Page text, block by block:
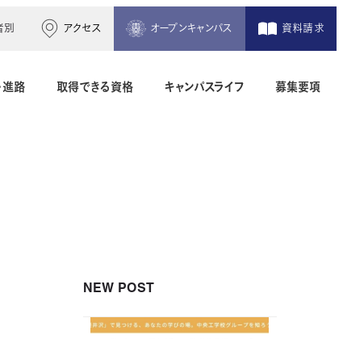
別 アクセス オープンキャンパス 資料請求
進路 取得できる資格 キャンパスライフ 募集要項
NEW POST